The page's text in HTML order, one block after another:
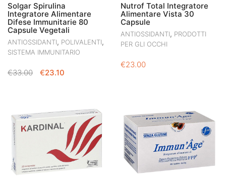
Solgar Spirulina
Integratore Alimentare
Difese Immunitarie 80
Capsule Vegetali
ANTIOSSIDANTI, POLIVALENTI,
SISTEMA IMMUNITARIO
€33.00
IL
€33.00.
€23.10
€23.10.
Nutrof Total Integratore
Alimentare Vista 30
Capsule
ANTIOSSIDANTI, PRODOTTI
PER GLI OCCHI
€23.00